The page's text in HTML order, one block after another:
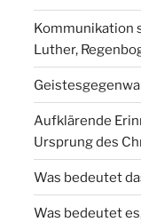
Kommunikation
Luther,
Aufklärende
Ursprung des
Was bedeutet
Was bedeutet